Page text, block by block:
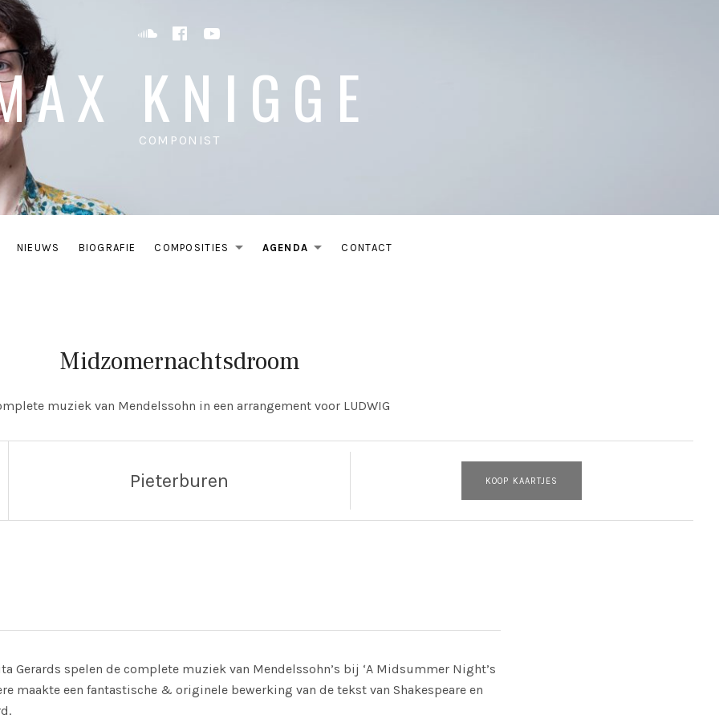
KNIGGE
COMPONIST
NIEUWS BIOGRAFIE COMPOSITIES AGENDA CONTACT
Soundcloud
Facebook
Midzomernachtsdroom
muziek van Mendelssohn in een arrangement voor LUDWIG
Pieterburen KOOP KAARTJES
Gerards spelen de complete muziek van Mendelssohn’s bij ‘A Midsummer Night’s
maakte een fantastische & originele bewerking van de tekst van Shakespeare en